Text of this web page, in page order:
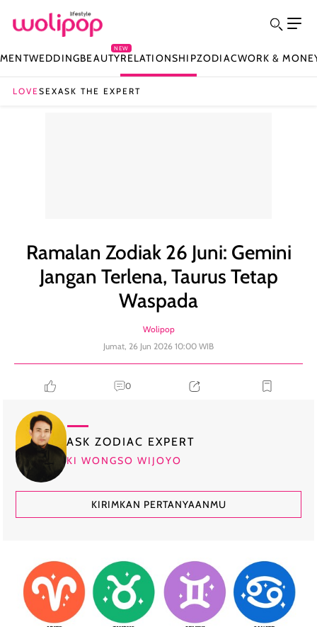
WEDDINGBEAUTY
NEW
RELATIONSHIPZODIACWORK &
LOVESEXASK THE EXPERT
Ramalan Zodiak 26 Juni: Gemini
Jangan Terlena, Taurus Tetap
Waspada
Wolipop
Jumat, 26 Jun 2026 10:00 WIB
0
ASK ZODIAC EXPERT
KI WONGSO WIJOYO
KIRIMKAN PERTANYAANMU